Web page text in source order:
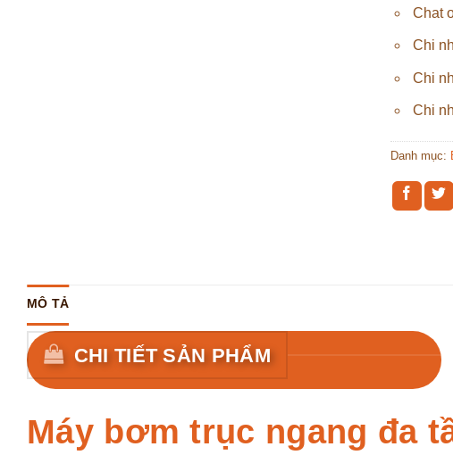
Chat
Chi
Chi
Chi
Danh mục:
MÔ TẢ
CHI TIẾT SẢN PHẨM
Máy bơm trục ngang đa